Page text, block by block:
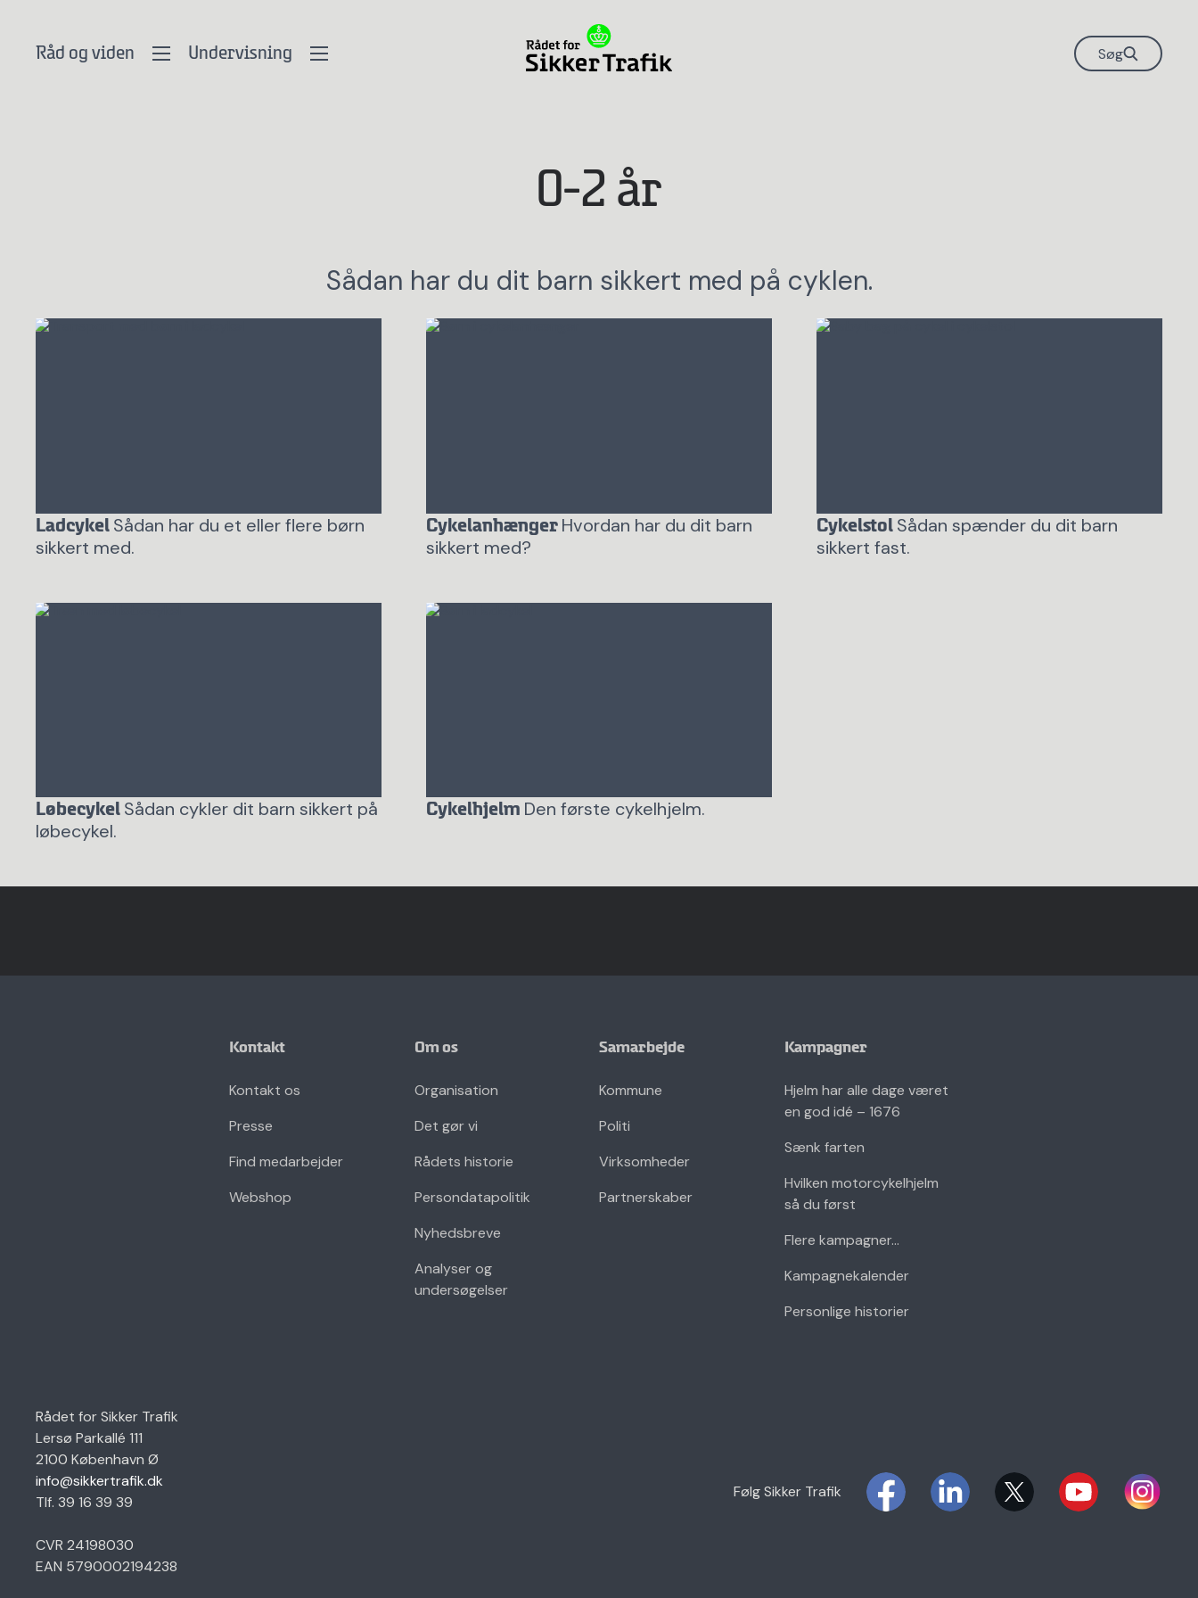
Råd og viden Undervisning Søg
0-2 år
Sådan har du dit barn sikkert med på cyklen.
Ladcykel Sådan har du et eller flere børn
sikkert med.
Cykelanhænger Hvordan har du dit barn
sikkert med?
Cykelstol Sådan spænder du dit barn
sikkert fast.
Løbecykel Sådan cykler dit barn sikkert på
løbecykel.
Cykelhjelm Den første cykelhjelm.
Kontakt
Kontakt os
Presse
Find medarbejder
Webshop
Om os
Organisation
Det gør vi
Rådets historie
Persondatapolitik
Nyhedsbreve
Analyser og
undersøgelser
Samarbejde
Kommune
Politi
Virksomheder
Partnerskaber
Kampagner
Hjelm har alle dage været
en god idé – 1676
Sænk farten
Hvilken motorcykelhjelm
så du først
Flere kampagner...
Kampagnekalender
Personlige historier
Rådet for Sikker Trafik
Lersø Parkallé 111
2100 København Ø
info@sikkertrafik.dk
Tlf. 39 16 39 39
CVR 24198030
EAN 5790002194238
Følg Sikker Trafik